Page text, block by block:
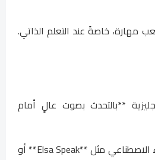
مهارة، خاصةً عند التعلم الذاتي.
**بالتحدث بصوت عالٍ أمام
* استخدم تطبيقات الذكاء الاصطناعي مثل **Elsa Speak** أو